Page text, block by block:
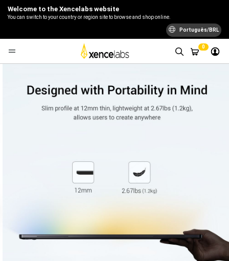
Welcome to the Xencelabs website
You can switch to your country or region site to browse and shop online.
Português/BRL
0